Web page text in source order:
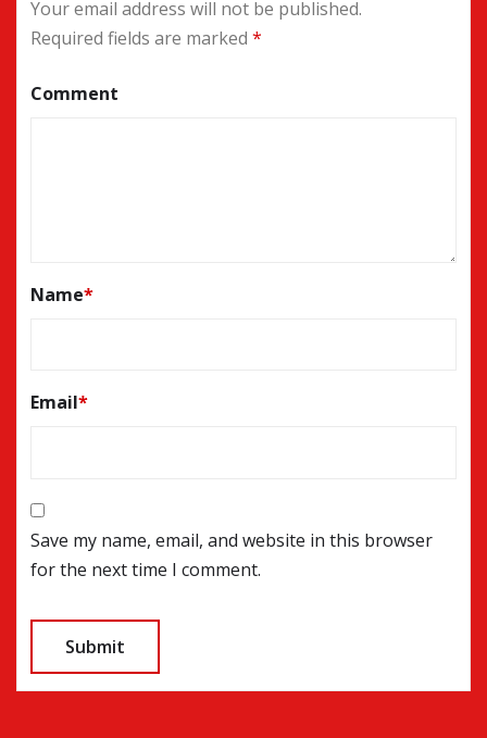
Your email address will not be published.
Required fields are marked *
Comment
Name*
Email*
Save my name, email, and website in this browser
for the next time I comment.